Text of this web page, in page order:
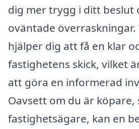
dig mer trygg i ditt beslut
oväntade överraskningar.
hjälper dig att få en klar
fastighetens skick, vilket
att göra en informerad
Oavsett om du är köpare,
fastighetsägare, kan en